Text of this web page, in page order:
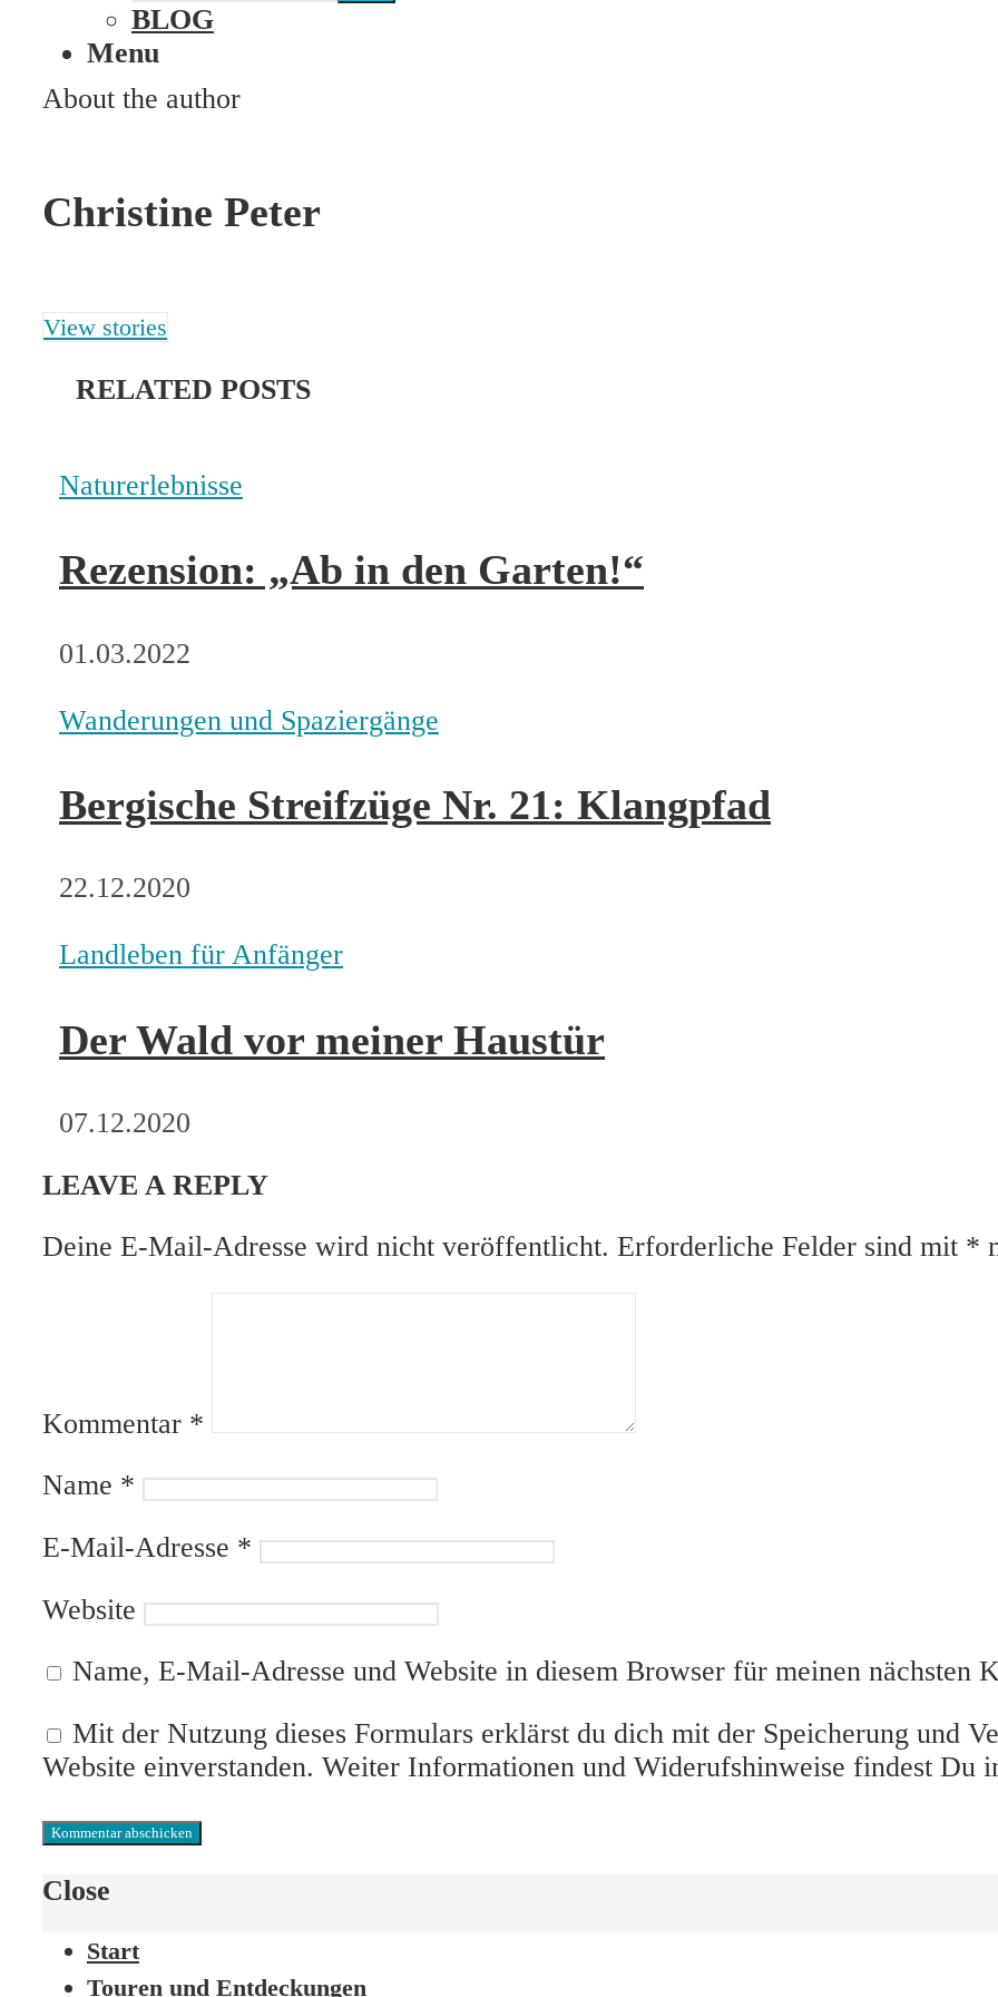
BLOG
Menu
About the author
Christine Peter
View stories
RELATED POSTS
Naturerlebnisse
Rezension: „Ab in den Garten!“
01.03.2022
Wanderungen und Spaziergänge
Bergische Streifzüge Nr. 21: Klangpfad
22.12.2020
Landleben für Anfänger
Der Wald vor meiner Haustür
07.12.2020
LEAVE A REPLY
Deine E-Mail-Adresse wird nicht veröffentlicht. Erforderliche Felder sind mit *
Kommentar *
Name *
E-Mail-Adresse *
Website
Name, E-Mail-Adresse und Website in diesem Browser für meinen nächsten
Mit der Nutzung dieses Formulars erklärst du dich mit der Speicherung und
Website einverstanden. Weiter Informationen und Widerufshinweise findest Du
Close
Start
Touren und Entdeckungen